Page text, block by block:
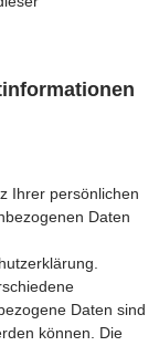
Ihrer persönlichen
Daten
Daten sind
können. Die